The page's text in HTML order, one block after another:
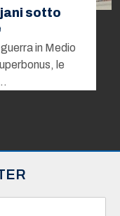
sotto
in Medio
le